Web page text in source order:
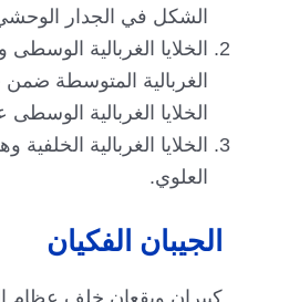
الشكل في الجدار
الخلايا الغربالية
الغربالية المتوسطة
الخلايا الغربالية
الخلايا الغربالية
العلوي.
الجيبان الفكيان
كبيران ويقعان خلف عظام